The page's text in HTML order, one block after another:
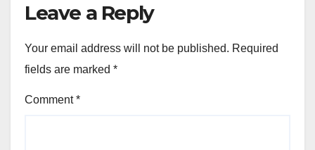
Leave a Reply
Your email address will not be published. Required
fields are marked *
Comment*